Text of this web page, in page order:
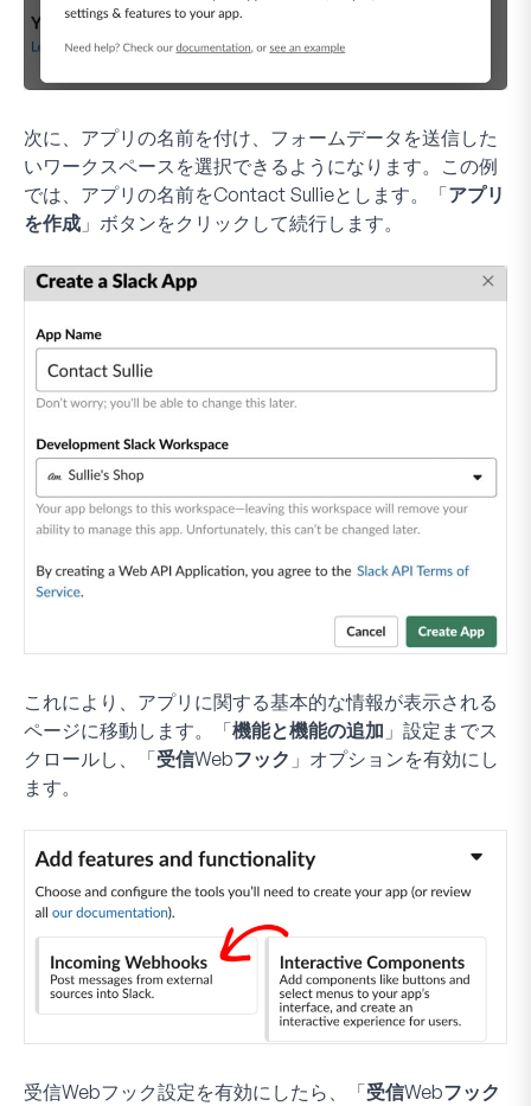
次に、アプリの名前を付け、フォームデータを送信した
いワークスペースを選択できるようになります。この例
では、アプリの名前をContact Sullieとします。「アプリ
を作成 」ボタンをクリックして続行します。
これにより、アプリに関する基本的な情報が表示される
ページに移動します。「機能と機能の追加 」設定までス
クロールし、「受信Webフック 」オプションを有効にし
ます。
受信Webフック設定を有効にしたら、「受信Webフック